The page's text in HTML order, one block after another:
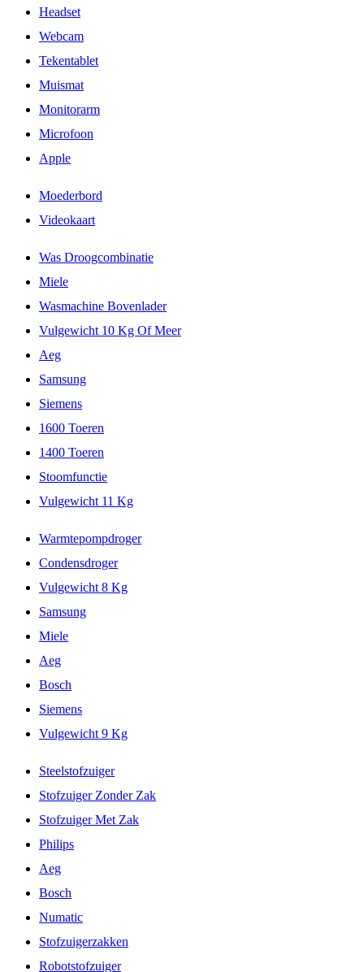
Headset
Webcam
Tekentablet
Muismat
Monitorarm
Microfoon
Apple
Moederbord
Videokaart
Was Droogcombinatie
Miele
Wasmachine Bovenlader
Vulgewicht 10 Kg Of Meer
Aeg
Samsung
Siemens
1600 Toeren
1400 Toeren
Stoomfunctie
Vulgewicht 11 Kg
Warmtepompdroger
Condensdroger
Vulgewicht 8 Kg
Samsung
Miele
Aeg
Bosch
Siemens
Vulgewicht 9 Kg
Steelstofzuiger
Stofzuiger Zonder Zak
Stofzuiger Met Zak
Philips
Aeg
Bosch
Numatic
Stofzuigerzakken
Robotstofzuiger